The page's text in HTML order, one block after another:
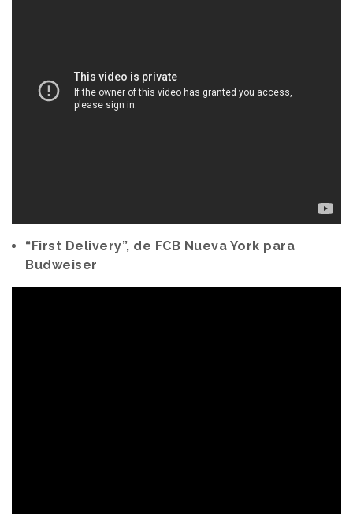
“First Delivery”, de FCB Nueva York para
Budweiser